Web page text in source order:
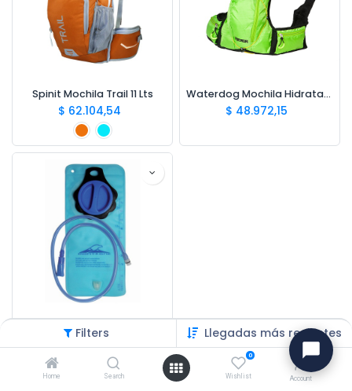
Filters Llegadas más recientes
Home Search
0
Wishlist Account
Spinit Mochila Trail 11 Lts
$ 62.104,54
Waterdog Mochila Hidratación Rider 10 Lts
$ 48.972,15
48.652,25